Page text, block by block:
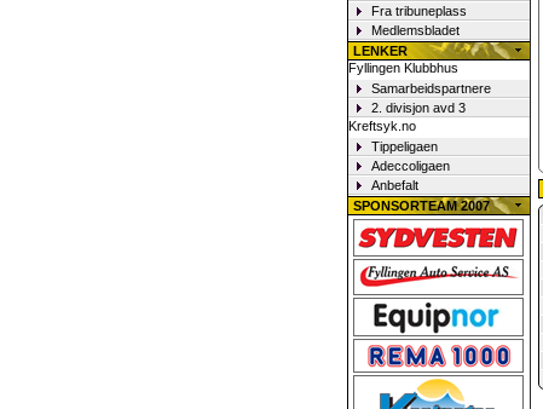
Fra tribuneplass
Medlemsbladet
LENKER
Fyllingen Klubbhus
Samarbeidspartnere
2. divisjon avd 3
Kreftsyk.no
Tippeligaen
Adeccoligaen
Anbefalt
SPONSORTEAM 2007